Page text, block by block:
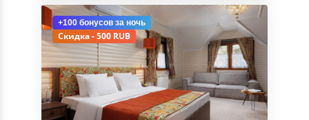
+100 бонусов за ночь
Скидка - 500 RUB